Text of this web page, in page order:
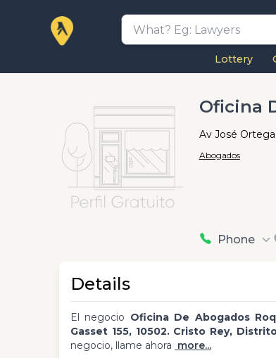
Lottery
Oficina
Av José
Abogados
Phone
Details
El negocio Oficina De Abogados
Gasset 155, 10502. Cristo Rey,
negocio, llame ahora more...